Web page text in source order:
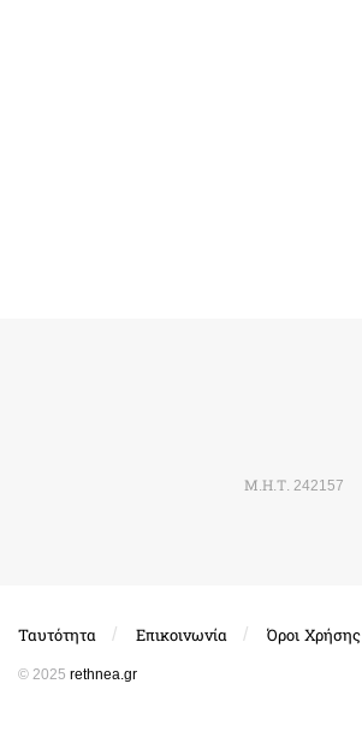
Μ.Η.Τ. 242157
Ταυτότητα Επικοινωνία Όροι Χρήσης
© 2025 rethnea.gr